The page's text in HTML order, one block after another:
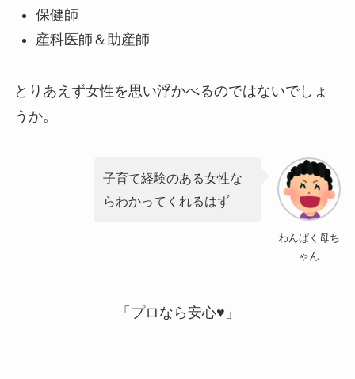
保健師
産科医師＆助産師
とりあえず女性を思い浮かべるのではないでしょ
うか。
わんぱく母ち
ゃん
子育て経験のある女性な
らわかってくれるはず
「プロなら安心♥」